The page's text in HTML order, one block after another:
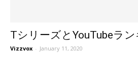
TシリーズとYouTubeラ
Vizzvox - January 11, 2020